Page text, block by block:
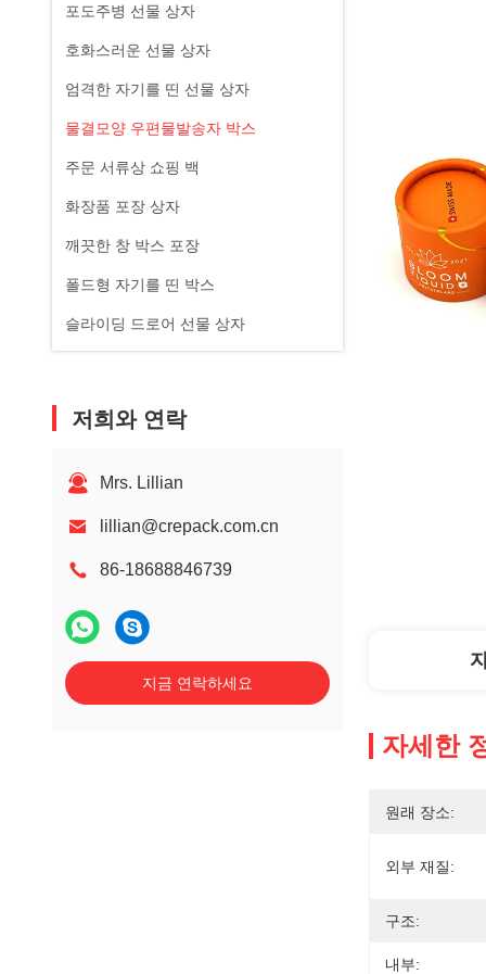
포도주병 선물 상자
호화스러운 선물 상자
엄격한 자기를 띤 선물 상자
물결모양 우편물발송자 박스
주문 서류상 쇼핑 백
화장품 포장 상자
깨끗한 창 박스 포장
폴드형 자기를 띤 박스
슬라이딩 드로어 선물 상자
저희와 연락
Mrs. Lillian
lillian@crepack.com.cn
86-18688846739
지금 연락하세요
자세한
원래 장소:
외부 재질:
구조:
내부: